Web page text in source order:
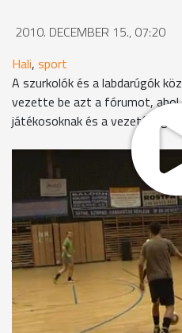
2010. DECEMBER 15., 07:20
Hali, sport
A szurkolók és a labdarúgók
vezette be azt a fórumot, ahol
játékosoknak és a
A legtöbben az esetleges
menetrendről érdeklődtek. Évek
megszervezik a szurkolók-
mindig akkora az érdeklődés,
most is csak korlátozott
jelentkezéseket. Végül is négy
minitornán, ahol ezúttal
fontos nem a győzelem" elve.
változások érdekelték. Halmosi